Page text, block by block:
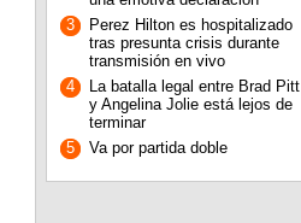
3
Perez Hilton es hospitalizado
tras presunta crisis durante
transmisión en vivo
4
La batalla legal entre Brad Pitt
y Angelina Jolie está lejos de
terminar
5
Va por partida doble